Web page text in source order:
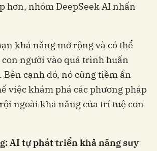
hơn, nhóm DeepSeek AI nhấn
khả năng mở rộng và có thể
người vào quá trình huấn
cạnh đó, nó cũng tiềm ẩn
việc khám phá các phương pháp
ngoài khả năng của trí tuệ con
AI tự phát triển khả năng suy